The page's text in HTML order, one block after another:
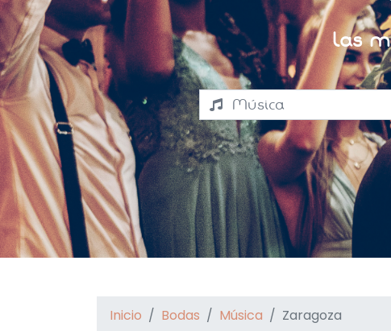
Las
Música
Inicio Bodas Música Zaragoza